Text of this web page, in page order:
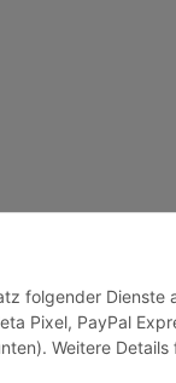
folgender Dienste
Pixel, PayPal
Weitere Details